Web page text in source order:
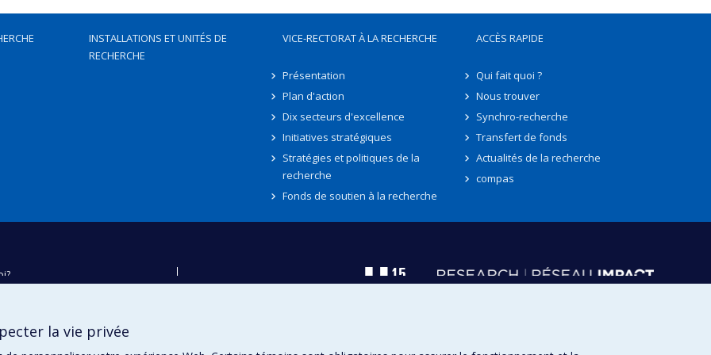
INSTALLATIONS ET UNITÉS DE
RECHERCHE
VICE-RECTORAT À LA RECHERCHE
Présentation
Plan d'action
Dix secteurs d'excellence
Initiatives stratégiques
Stratégies et politiques de la
recherche
Fonds de soutien à la recherche
ACCÈS RAPIDE
Qui fait quoi ?
Nous trouver
Synchro-recherche
Transfert de fonds
Actualités de la recherche
compas
la vie privée